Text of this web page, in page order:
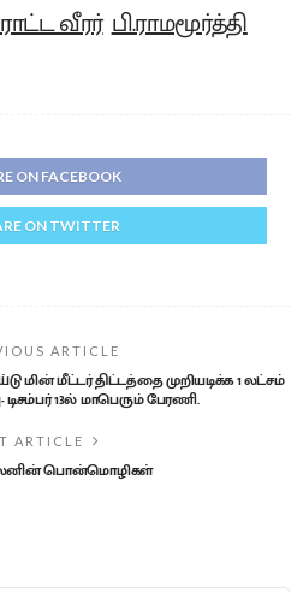
வீரர் பி.ராமமூர்த்தி
ON FACEBOOK
ON TWITTER
ARTICLE
மின் மீட்டர் திட்டத்தை முறியடிக்க 1 லட்சம்
டிசம்பர் 13ல் மாபெரும் பேரணி.
ARTICLE
பொன்மொழிகள்